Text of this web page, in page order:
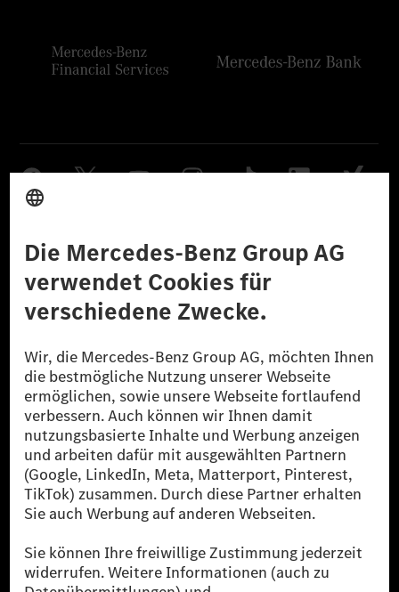
Datenschutz Lizenzhinweise Dritter Barrierefreiheit
© 2026 Mercedes-Benz Group AG. Alle Rechte vorbehalten.
[1] Bilanziell CO₂-neutral bedeutet, dass nicht vermiedene oder nicht
reduzierte CO₂-Emissionen bei der Mercedes-Benz Group durch
zertifizierte Ausgleichsprojekte kompensiert werden.
[2] Renewable Charging ist ein integraler Bestandteil von MB.CHARGE
Public in Europa, den USA, Kanada und China. Sofern an der jeweiligen
Ladestation noch kein Strom aus erneuerbaren Energien vorliegt,
verwendet Renewable Charging Grünstromzertifikate*. Diese stellen
sicher, dass für Ladevorgänge über MB.CHARGE Public eine äquivalente
Strommenge aus erneuerbaren Energien ins Stromnetz eingespeist wird.
* Inkl. EKOenergy Ökolabel
* Die angegebenen Werte wurden nach dem vorgeschriebenen